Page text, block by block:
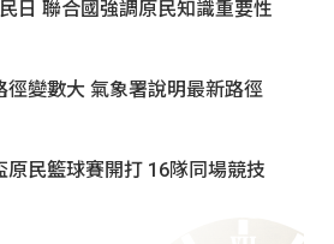
日 聯合國強調原民知識重要性
徑變數大 氣象署說明最新路徑
原民籃球賽開打 16隊同場競技